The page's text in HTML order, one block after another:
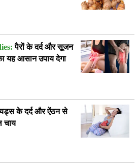
पैरों के दर्द और सूजन
यह आसान उपाय देगा
के दर्द और ऐंठन से
चाय